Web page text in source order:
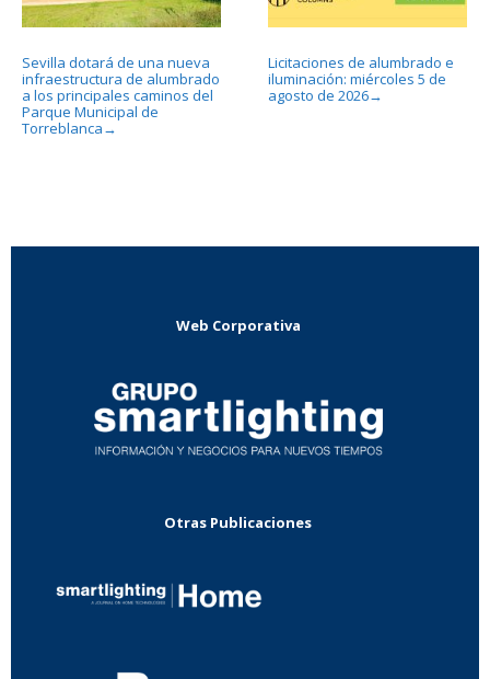
Sevilla dotará de una nueva
infraestructura de alumbrado
a los principales caminos del
Parque Municipal de
Torreblanca →
Licitaciones de alumbrado e
iluminación: miércoles 5 de
agosto de 2026→
Web Corporativa
Otras Publicaciones